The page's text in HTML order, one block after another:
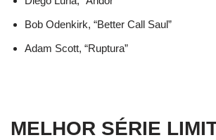
Bob Odenkirk, “Better Call Saul”
Adam Scott, “Ruptura”
MELHOR SÉRIE